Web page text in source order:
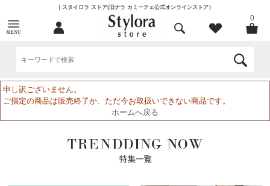
｜スタイロラ ストア(旧ナラ カミーチェ公式オンラインストア）
0
申し訳ございません。
ご指定の商品は販売終了か、ただ今お取扱いできない商品です。
ホームへ戻る